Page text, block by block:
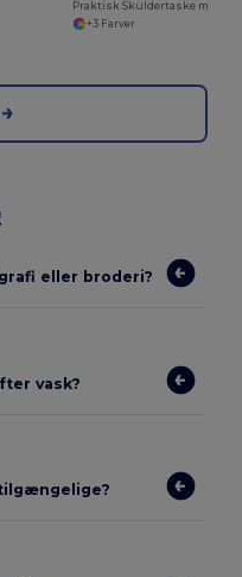
+3 Farver
eller broderi?
vask?